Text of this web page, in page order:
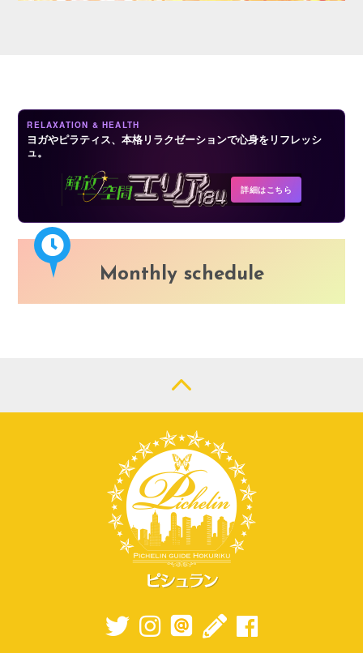
LOGIN
RELAXATION & HEALTH
ヨガやピラティス、本格リラクゼーションで心身をリフレッシ
ュ。
詳細はこちら
Monthly schedule